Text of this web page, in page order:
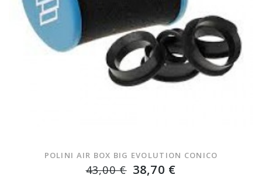
POLINI AIR BOX BIG EVOLUTION CONICO
43,00 € 38,70 €